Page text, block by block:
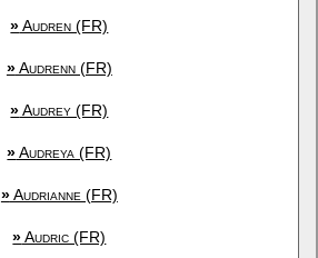
»Audren (FR)
»Audrenn (FR)
»Audrey (FR)
»Audreya (FR)
»Audrianne (FR)
»Audric (FR)